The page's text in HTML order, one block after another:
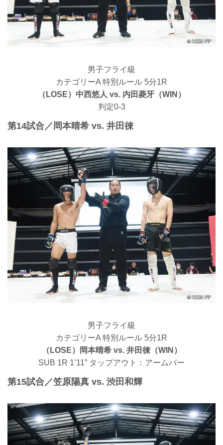
男子フライ級
カテゴリーA 特別ルール 5分1R
（LOSE）中西悠人 vs. 内田菱牙（WIN）
判定0-3
第14試合／岡本晴希 vs. 井田徠
男子フライ級
カテゴリーA 特別ルール 5分1R
（LOSE）岡本晴希 vs. 井田徠（WIN）
SUB 1R 1’11” タップアウト：アームバー
第15試合／笠原陽真 vs. 渋田和輝